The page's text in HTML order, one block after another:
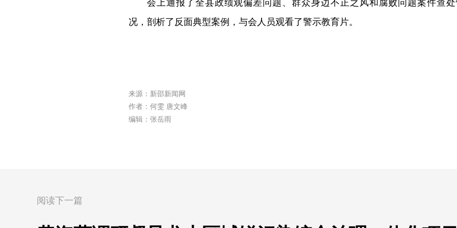
会上通报了全县政绩观偏差问题、群众身边不正之风和腐败问题案件查
况，剖析了反面典型案例，与会人员观看了警示教育片。
来源：新邵新闻网
作者：何雯 唐文峰
编辑：张岳雨
阅读下一篇